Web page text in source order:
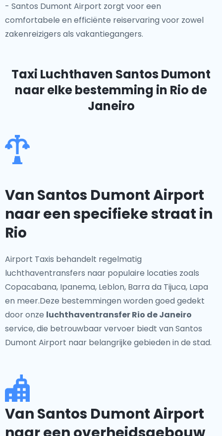
- Santos Dumont Airport zorgt voor een
comfortabele en efficiënte reiservaring voor zowel
zakenreizigers als vakantiegangers.
Taxi Luchthaven Santos Dumont
naar elke bestemming in Rio de
Janeiro
Van Santos Dumont Airport
naar een specifieke straat in
Rio
Airport Taxis behandelt regelmatig
luchthaventransfers naar populaire locaties zoals
Copacabana, Ipanema, Leblon, Barra da Tijuca, Lapa
en meer.Deze bestemmingen worden goed gedekt
door onze luchthaventransfer Rio de Janeiro
service, die betrouwbaar vervoer biedt van Santos
Dumont Airport naar belangrijke gebieden in de stad.
Van Santos Dumont Airport